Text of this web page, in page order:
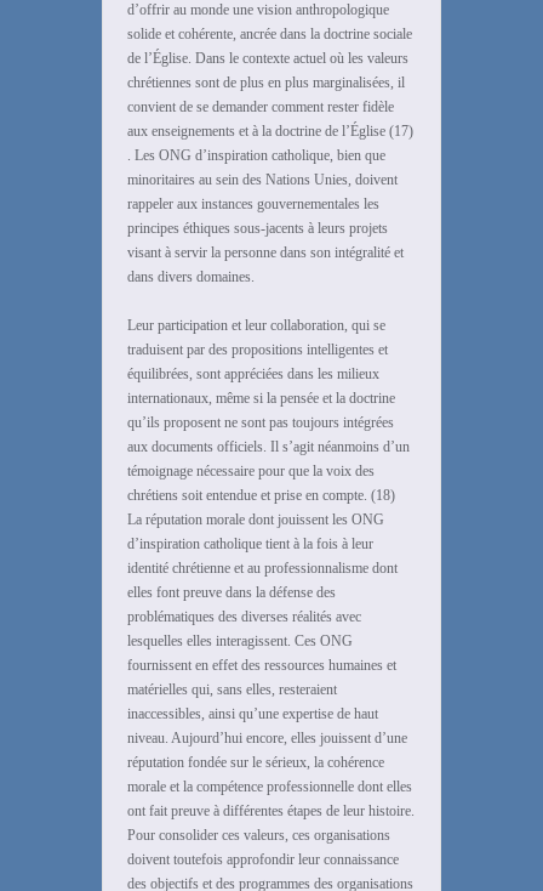
d’offrir au monde une vision anthropologique
solide et cohérente, ancrée dans la doctrine sociale
de l’Église. Dans le contexte actuel où les valeurs
chrétiennes sont de plus en plus marginalisées, il
convient de se demander comment rester fidèle
aux enseignements et à la doctrine de l’Église (17)
. Les ONG d’inspiration catholique, bien que
minoritaires au sein des Nations Unies, doivent
rappeler aux instances gouvernementales les
principes éthiques sous-jacents à leurs projets
visant à servir la personne dans son intégralité et
dans divers domaines.
Leur participation et leur collaboration, qui se
traduisent par des propositions intelligentes et
équilibrées, sont appréciées dans les milieux
internationaux, même si la pensée et la doctrine
qu’ils proposent ne sont pas toujours intégrées
aux documents officiels. Il s’agit néanmoins d’un
témoignage nécessaire pour que la voix des
chrétiens soit entendue et prise en compte. (18)
La réputation morale dont jouissent les ONG
d’inspiration catholique tient à la fois à leur
identité chrétienne et au professionnalisme dont
elles font preuve dans la défense des
problématiques des diverses réalités avec
lesquelles elles interagissent. Ces ONG
fournissent en effet des ressources humaines et
matérielles qui, sans elles, resteraient
inaccessibles, ainsi qu’une expertise de haut
niveau. Aujourd’hui encore, elles jouissent d’une
réputation fondée sur le sérieux, la cohérence
morale et la compétence professionnelle dont elles
ont fait preuve à différentes étapes de leur histoire.
Pour consolider ces valeurs, ces organisations
doivent toutefois approfondir leur connaissance
des objectifs et des programmes des organisations